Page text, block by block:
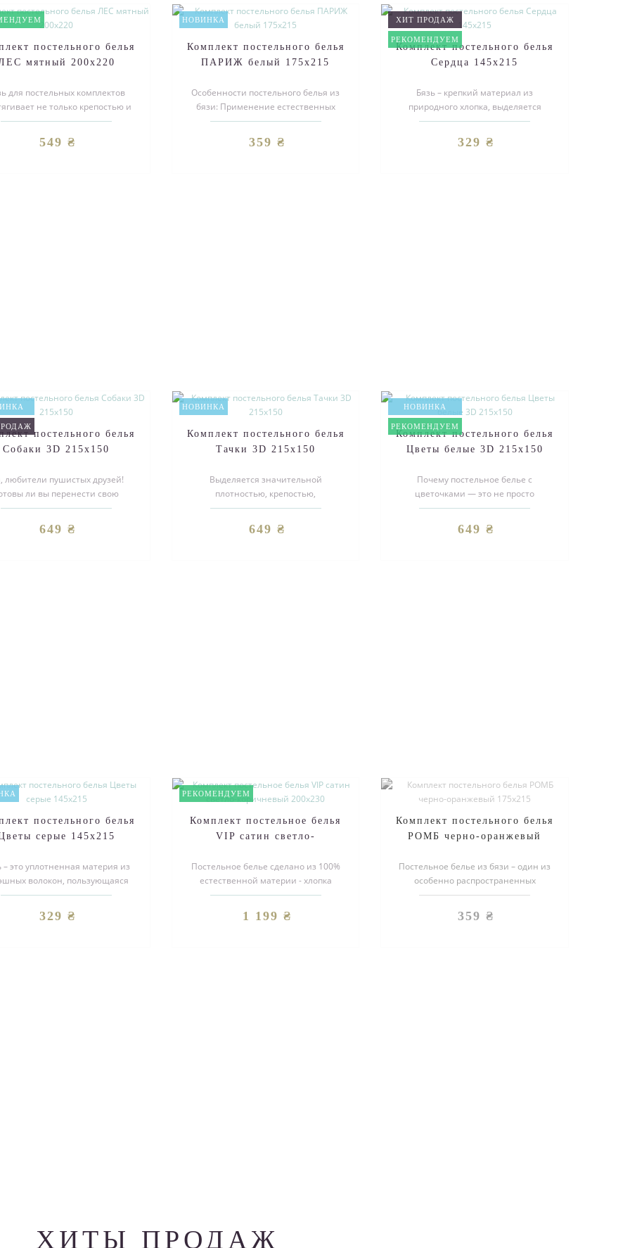
постельного белья
мятный 200х220
для постельных комплектов
не только крепостью и
но насыщенными
цвет..
549 ₴
НОВИНКА
Комплект постельного белья
ПАРИЖ белый 175х215
Особенности постельного белья из
бязи: Применение естественных
красителей. Прокрашивание
материа..
359 ₴
ХИТ ПРОДАЖ
РЕКОМЕНДУЕМ
Комплект постельного белья
Сердца 145х215
Бязь – крепкий материал из
природного хлопка, выделяется
особенным переплетением ните, а
также шерша..
329 ₴
постельного белья
Собаки 3D 215х150
любители пушистых друзей!
ли вы перенести свою
любовь к четвероногим
компаньонам в мир сл..
649 ₴
НОВИНКА
Комплект постельного белья
Тачки 3D 215х150
Выделяется значительной
плотностью, крепостью,
долговечностью, превосходными
гигиеничными качествами..
649 ₴
НОВИНКА
РЕКОМЕНДУЕМ
Комплект постельного белья
Цветы белые 3D 215х150
Почему постельное белье с
цветочками — это не просто
красиво?Настроение: Просыпаться
среди цветов — ..
649 ₴
постельного белья
серые 145х215
– это уплотненная материя из
волокон, пользующаяся
спросом по причине своих
вы..
329 ₴
РЕКОМЕНДУЕМ
Комплект постельное белья
VIP сатин светло-
Постельное белье сделано из 100%
естественной материи - хлопка
сатинового плетения. Сатин -
блестяща..
1 199 ₴
Комплект постельного белья
РОМБ черно-оранжевый
Постельное белье из бязи – один из
особенно распространенных
комплектов для сна. Это
естественный ма..
359 ₴
ХИТЫ ПРОДАЖ